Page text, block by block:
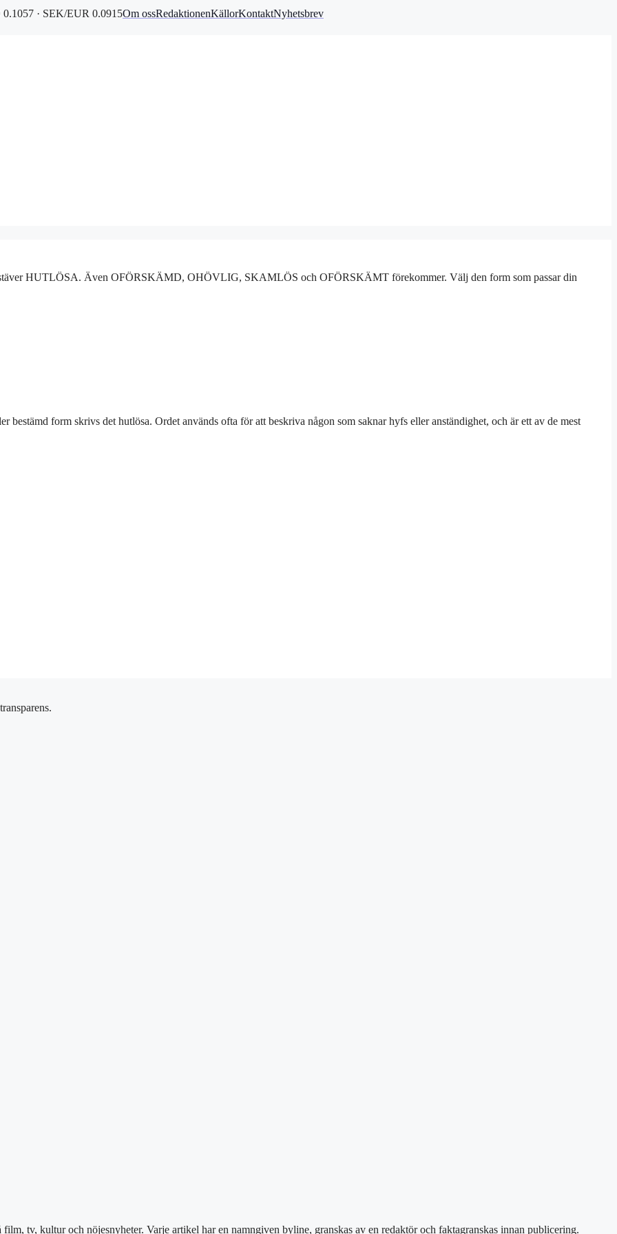
· SEK/EUR 0.0915Om ossRedaktionenKällorKontaktNyhetsbrev
HUTLÖSA. Även OFÖRSKÄMD, OHÖVLIG, SKAMLÖS och OFÖRSKÄMT förekommer. Välj den form som passar din
form skrivs det hutlösa. Ordet används ofta för att beskriva någon som saknar hyfs eller anständighet, och är ett av de mest
tv, kultur och nöjesnyheter. Varje artikel har en namngiven byline, granskas av en redaktör och faktagranskas innan publicering.